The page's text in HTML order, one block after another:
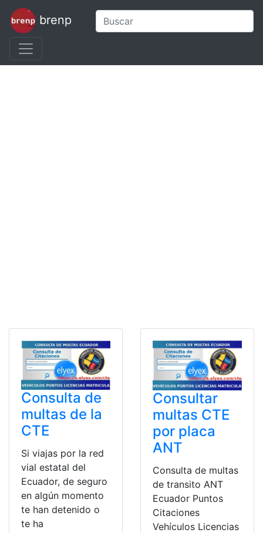
brenp
Consulta de
multas de la
CTE
Si viajas por la red
vial estatal del
Ecuador, de seguro
en algún momento
te han detenido o
te ha
Consultar
multas CTE
por placa
ANT
Consulta de multas
de transito ANT
Ecuador Puntos
Citaciones
Vehículos Licencias